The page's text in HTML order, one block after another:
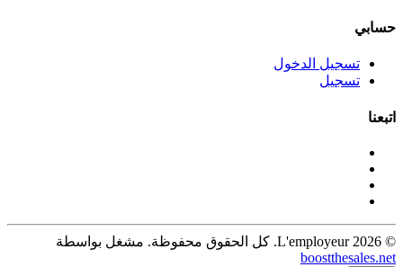
حسابي
تسجيل الدخول
تسجيل
اتبعنا
© 2026 L'employeur. كل الحقوق محفوظة. مشغل بواسطة
boostthesales.net